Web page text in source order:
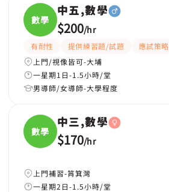
數學
中五,數學
$200/hr
有耐性 提供練習題/試題 應試策略
上門/視像皆可-大埔
一星期1日-1.5小時/堂
男導師/女導師-大學程度
數學
中三,數學
$170/hr
上門補習-筲箕灣
一星期2日-1.5小時/堂